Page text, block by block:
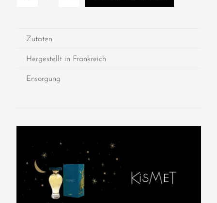
Zutaten
Hergestellt in Frankreich
Ensorgung